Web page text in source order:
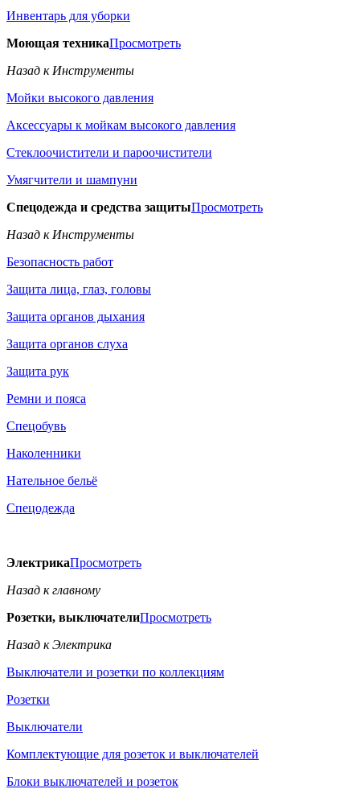
Инвентарь для уборки
Моющая техникаПросмотреть
Назад к Инструменты
Мойки высокого давления
Аксессуары к мойкам высокого давления
Стеклоочистители и пароочистители
Умягчители и шампуни
Спецодежда и средства защитыПросмотреть
Назад к Инструменты
Безопасность работ
Защита лица, глаз, головы
Защита органов дыхания
Защита органов слуха
Защита рук
Ремни и пояса
Спецобувь
Наколенники
Нательное бельё
Спецодежда
ЭлектрикаПросмотреть
Назад к главному
Розетки, выключателиПросмотреть
Назад к Электрика
Выключатели и розетки по коллекциям
Розетки
Выключатели
Комплектующие для розеток и выключателей
Блоки выключателей и розеток